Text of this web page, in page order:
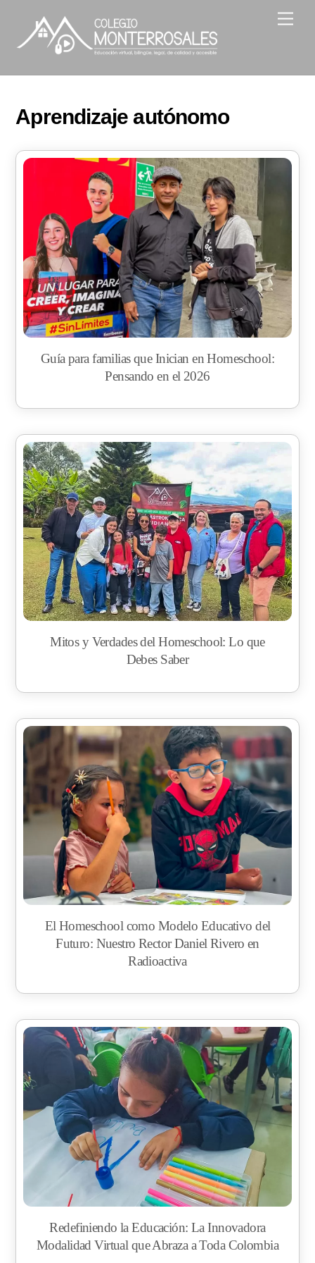
content
Aprendizaje autónomo
Guía para familias que Inician en Homeschool:
Pensando en el 2026
Mitos y Verdades del Homeschool: Lo que
Debes Saber
El Homeschool como Modelo Educativo del
Futuro: Nuestro Rector Daniel Rivero en
Radioactiva
Redefiniendo la Educación: La Innovadora
Modalidad Virtual que Abraza a Toda Colombia